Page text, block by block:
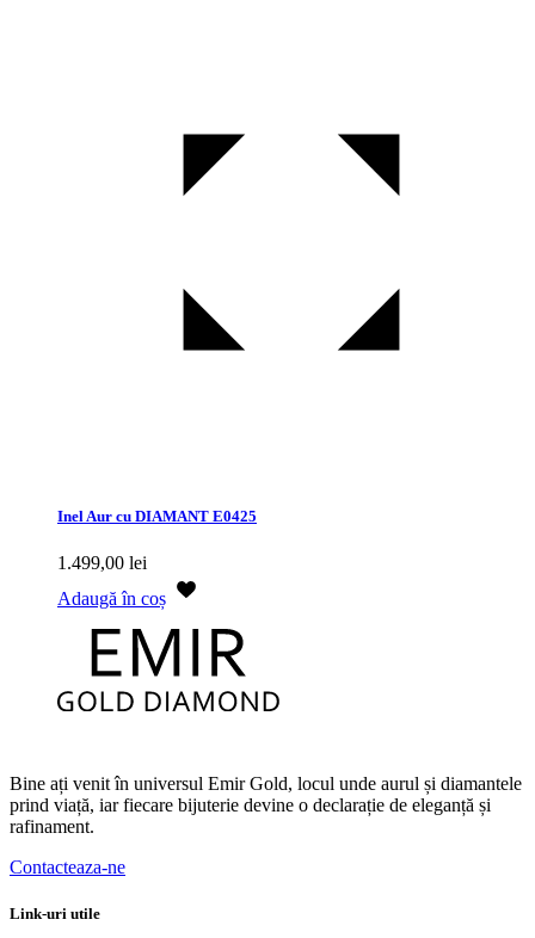
Inel Aur cu DIAMANT E0425
1.499,00 lei
Adaugă în coș
Bine ați venit în universul Emir Gold, locul unde aurul și diamantele
prind viață, iar fiecare bijuterie devine o declarație de eleganță și
rafinament.
Contacteaza-ne
Link-uri utile